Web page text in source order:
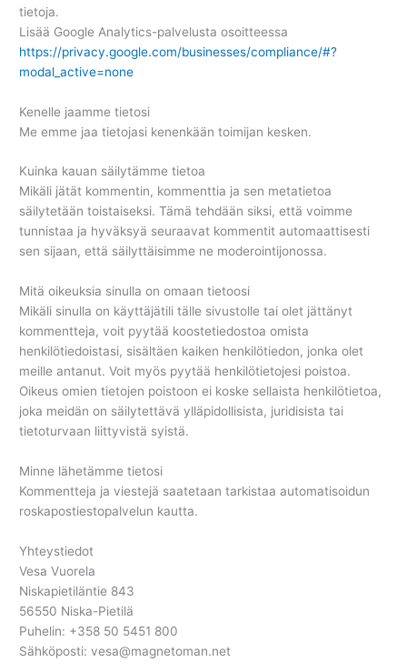
tietoja.
Lisää Google Analytics-palvelusta osoitteessa
https://privacy.google.com/businesses/compliance/#?
modal_active=none
Kenelle jaamme tietosi
Me emme jaa tietojasi kenenkään toimijan kesken.
Kuinka kauan säilytämme tietoa
Mikäli jätät kommentin, kommenttia ja sen metatietoa
säilytetään toistaiseksi. Tämä tehdään siksi, että voimme
tunnistaa ja hyväksyä seuraavat kommentit automaattisesti
sen sijaan, että säilyttäisimme ne moderointijonossa.
Mitä oikeuksia sinulla on omaan tietoosi
Mikäli sinulla on käyttäjätili tälle sivustolle tai olet jättänyt
kommentteja, voit pyytää koostetiedostoa omista
henkilötiedoistasi, sisältäen kaiken henkilötiedon, jonka olet
meille antanut. Voit myös pyytää henkilötietojesi poistoa.
Oikeus omien tietojen poistoon ei koske sellaista henkilötietoa,
joka meidän on säilytettävä ylläpidollisista, juridisista tai
tietoturvaan liittyvistä syistä.
Minne lähetämme tietosi
Kommentteja ja viestejä saatetaan tarkistaa automatisoidun
roskapostiestopalvelun kautta.
Yhteystiedot
Vesa Vuorela
Niskapietiläntie 843
56550 Niska-Pietilä
Puhelin: +358 50 5451 800
Sähköposti: vesa@magnetoman.net